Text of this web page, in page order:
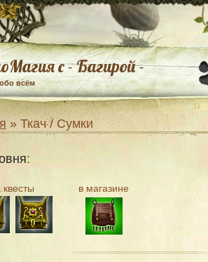
с - Багирой -
всём
» Ткач / Сумки
:
квесты в магазине